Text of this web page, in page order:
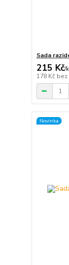
Sada
215 Kč/
178 Kč bez
Novinka